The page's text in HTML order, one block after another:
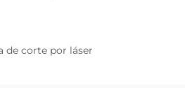
de corte por láser